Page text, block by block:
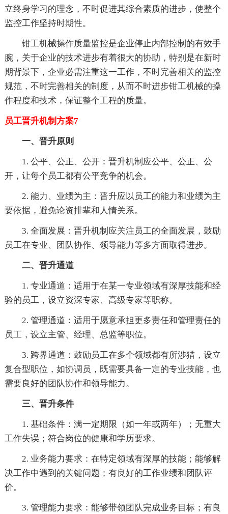
立终身学习的理念，不时促进其综合素质的进步，使整个
监控工作坚持时期性。
钳工机械操作质量监控是企业停止内部控制的有效手
腕，关于企业的技术进步有着很大的协助，特别是在新时
期背景下，企业必需注重这一工作，不时完善相关的监控
规范，不时完善相关的制度，从而不时进步钳工机械的操
作程度和技术，保证整个工程的质量。
员工晋升机制方案7
一、晋升原则
1. 公平、公正、公开：晋升机制应公平、公正、公
开，让每个员工都有公平竞争的机会。
2. 能力、业绩为主：晋升应以员工的能力和业绩为主
要依据，避免论资排辈和人情关系。
3. 全面发展：晋升机制应关注员工的全面发展，鼓励
员工在专业、团队协作、领导能力等多方面取得进步。
二、晋升通道
1. 专业通道：适用于在某一专业领域有深厚技能和经
验的员工，设立资深专家、高级专家等职称。
2. 管理通道：适用于愿意承担更多责任和管理责任的
员工，设立主管、经理、总监等职位。
3. 跨界通道：鼓励员工在多个领域都有所涉猎，设立
复合型职位，如协调员，既需要具备一定的专业技能，也
需要良好的团队协作和领导能力。
三、晋升条件
1. 基础条件：满一定期限（如一年或两年）；无重大
工作失误；符合岗位的健康和学历要求。
2. 业务能力要求：在特定领域有深厚的技能；能够解
决工作中遇到的关键问题；有良好的工作业绩和团队评
价。
3. 管理能力要求：能够带领团队完成业务目标；有良